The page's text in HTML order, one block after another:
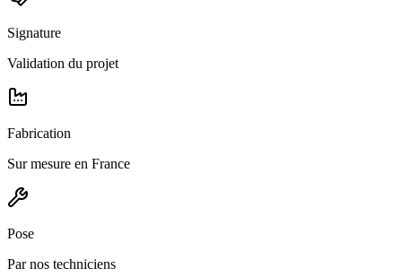
Signature
Validation du projet
Fabrication
Sur mesure en France
Pose
Par nos techniciens